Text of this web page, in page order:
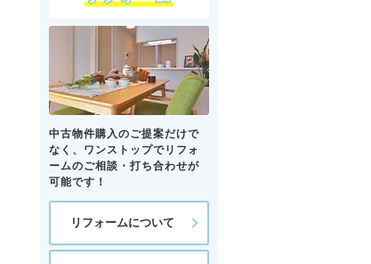
中古物件購入のご提案だけで
なく、ワンストップでリフォ
ームのご相談・打ち合わせが
可能です！
リフォームについて